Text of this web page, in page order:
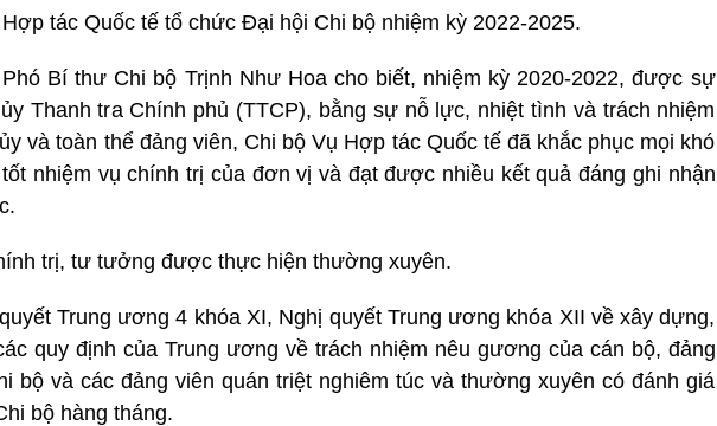
tác Quốc tế tổ chức Đại hội Chi bộ nhiệm kỳ 2022-2025.
Bí thư Chi bộ Trịnh Như Hoa cho biết, nhiệm kỳ 2020-2022, được sự
Thanh tra Chính phủ (TTCP), bằng sự nỗ lực, nhiệt tình và trách nhiệm
và toàn thể đảng viên, Chi bộ Vụ Hợp tác Quốc tế đã khắc phục mọi khó
nhiệm vụ chính trị của đơn vị và đạt được nhiều kết quả đáng ghi nhận
trị, tư tưởng được thực hiện thường xuyên.
Trung ương 4 khóa XI, Nghị quyết Trung ương khóa XII về xây dựng,
quy định của Trung ương về trách nhiệm nêu gương của cán bộ, đảng
bộ và các đảng viên quán triệt nghiêm túc và thường xuyên có đánh giá
bộ hàng tháng.